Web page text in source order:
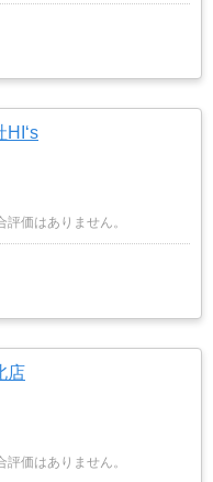
価はありません。
店
価はありません。